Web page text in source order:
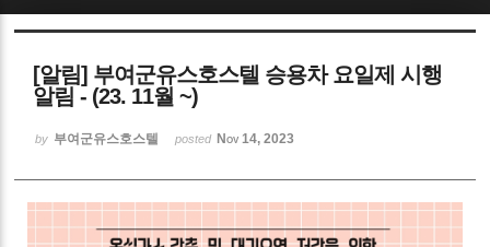
[알림] 부여군유스호스텔 승용차 요일제 시행
알림 - (23. 11월 ~)
by 부여군유스호스텔 posted Nov 14, 2023
Sketchbook5, 스케치북5